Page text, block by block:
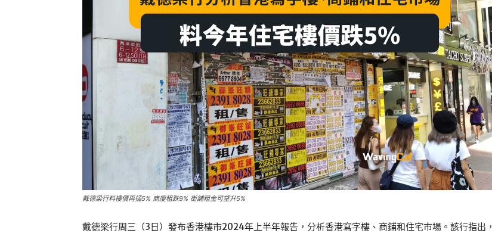
戴德梁行料樓價再插5% 商廈租跌9% 街舖租金可望升5%
戴德梁行周三（3日）發布香港樓市2024年上半年報告，分析香港寫字樓、商鋪和住宅市場。該行指出，